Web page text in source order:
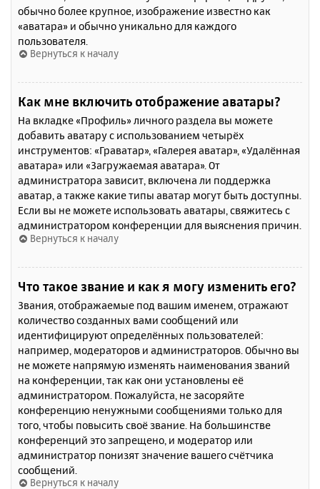
обычно более крупное, изображение известно как
«аватара» и обычно уникально для каждого
пользователя.
Вернуться к началу
Как мне включить отображение аватары?
На вкладке «Профиль» личного раздела вы можете
добавить аватару с использованием четырёх
инструментов: «Граватар», «Галерея аватар», «Удалённая
аватара» или «Загружаемая аватара». От
администратора зависит, включена ли поддержка
аватар, а также какие типы аватар могут быть доступны.
Если вы не можете использовать аватары, свяжитесь с
администратором конференции для выяснения причин.
Вернуться к началу
Что такое звание и как я могу изменить его?
Звания, отображаемые под вашим именем, отражают
количество созданных вами сообщений или
идентифицируют определённых пользователей:
например, модераторов и администраторов. Обычно вы
не можете напрямую изменять наименования званий
на конференции, так как они установлены её
администратором. Пожалуйста, не засоряйте
конференцию ненужными сообщениями только для
того, чтобы повысить своё звание. На большинстве
конференций это запрещено, и модератор или
администратор понизят значение вашего счётчика
сообщений.
Вернуться к началу